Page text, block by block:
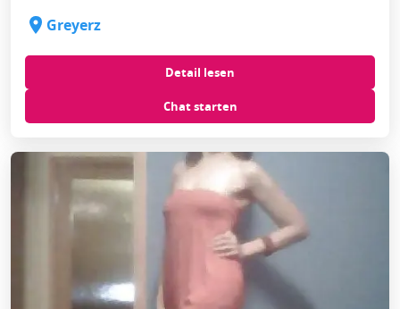
Greyerz
Detail lesen
Chat starten